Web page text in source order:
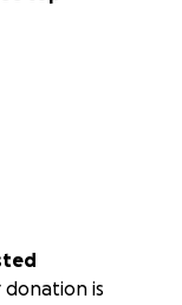
donation is